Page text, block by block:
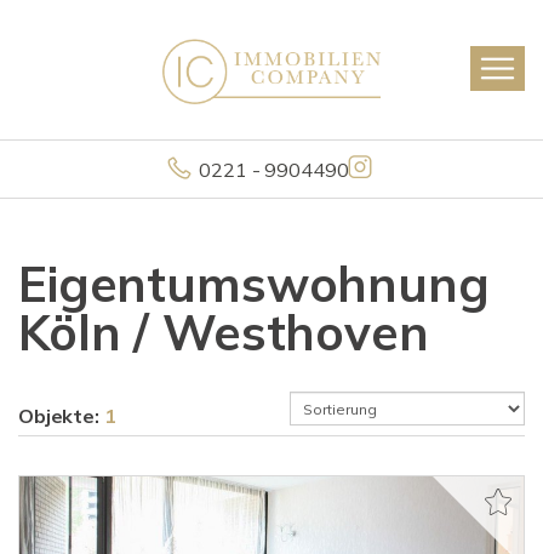
0221 - 9904490
Eigentumswohnung
Köln / Westhoven
Objekte: 1